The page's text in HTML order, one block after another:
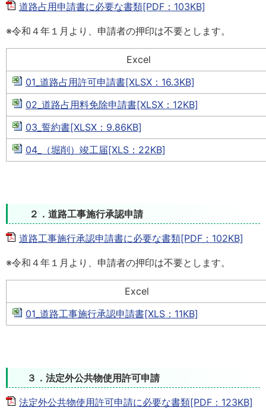
道路占用申請書に必要な書類[PDF：103KB]
※令和４年１月より、申請者の押印は不要とします。
Excel
01_道路占用許可申請書[XLSX：16.3KB]
02_道路占用料免除申請書[XLSX：12KB]
03_誓約書[XLSX：9.86KB]
04_（堀削）竣工届[XLS：22KB]
２．道路工事施行承認申請
道路工事施行承認申請書に必要な書類[PDF：102KB]
※令和４年１月より、申請者の押印は不要とします。
Excel
01_道路工事施行承認申請書[XLS：11KB]
３．法定外公共物使用許可申請
法定外公共物使用許可申請に必要な書類[PDF：123KB]